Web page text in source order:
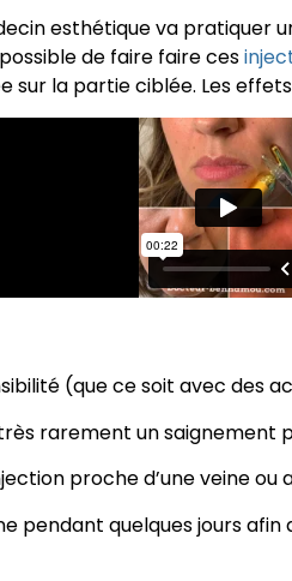
esthétique va pratiquer
de faire faire ces
sur la partie ciblée. Les
(que ce soit avec des
rarement un saignement
proche d’une veine
pendant quelques jours